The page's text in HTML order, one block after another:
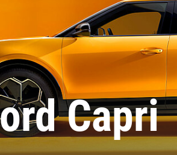
Capri